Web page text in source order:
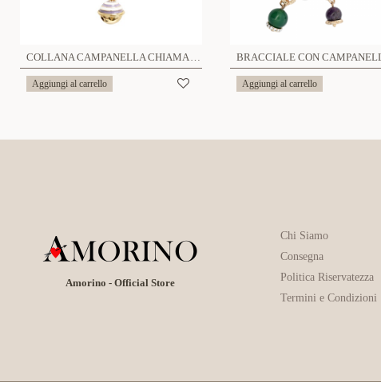
COLLANA CAMPANELLA CHIAMA ANGELI - S13740-2A
Aggiungi al carrello Aggiungi al carrello
Amorino - Official Store
Chi Siamo
Consegna
Politica Riservatezza
Termini e Condizioni